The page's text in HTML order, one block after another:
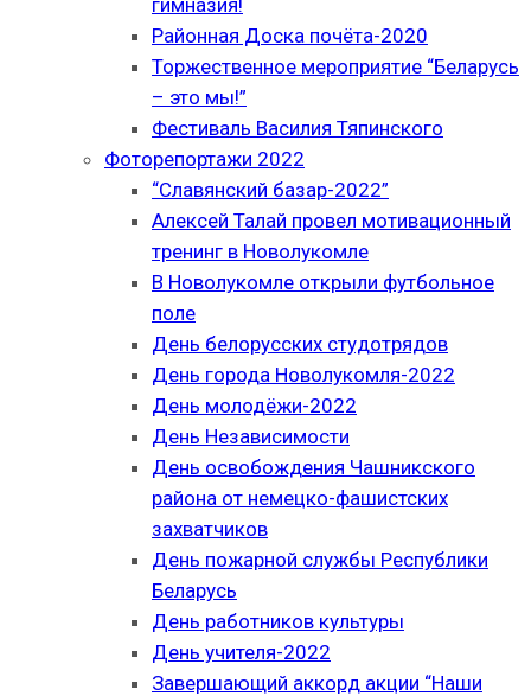
гимназия!
Районная Доска почёта-2020
Торжественное мероприятие “Беларусь
– это мы!”
Фестиваль Василия Тяпинского
Фоторепортажи 2022
“Славянский базар-2022”
Алексей Талай провел мотивационный
тренинг в Новолукомле
В Новолукомле открыли футбольное
поле
День белорусских студотрядов
День города Новолукомля-2022
День молодёжи-2022
День Независимости
День освобождения Чашникского
района от немецко-фашистских
захватчиков
День пожарной службы Республики
Беларусь
День работников культуры
День учителя-2022
Завершающий аккорд акции “Наши